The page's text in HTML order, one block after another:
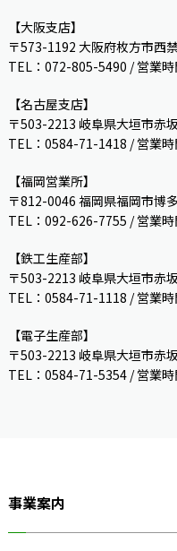
【大阪支店】
〒573-1192 大阪府枚方市西
TEL：072-805-5490 / 営業時
【名古屋支店】
〒503-2213 岐阜県大垣市赤
TEL：0584-71-1418 / 営業時
【福岡営業所】
〒812-0046 福岡県福岡市博
TEL：092-626-7755 / 営業時
【鉄工生産部】
〒503-2213 岐阜県大垣市赤
TEL：0584-71-1118 / 営業時
【電子生産部】
〒503-2213 岐阜県大垣市赤
TEL：0584-71-5354 / 営業時
事業案内